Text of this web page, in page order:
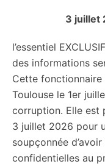
3 juillet
l’essentiel
des informations
Cette fonctionnaire
Toulouse le 1er
corruption. Elle est
3 juillet 2026 pour
soupçonnée
confidentielles au